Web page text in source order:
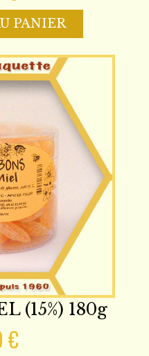
PANIER
(15%) 180g
€